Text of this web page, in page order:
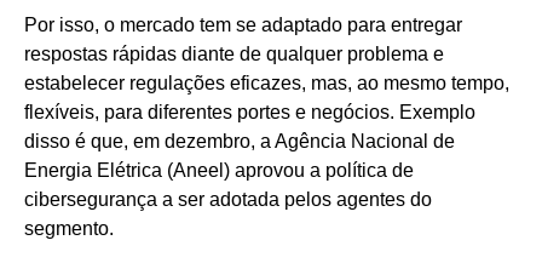
Por isso, o mercado tem se adaptado para entregar
respostas rápidas diante de qualquer problema e
estabelecer regulações eficazes, mas, ao mesmo tempo,
flexíveis, para diferentes portes e negócios. Exemplo
disso é que, em dezembro, a Agência Nacional de
Energia Elétrica (Aneel) aprovou a política de
cibersegurança a ser adotada pelos agentes do
segmento.